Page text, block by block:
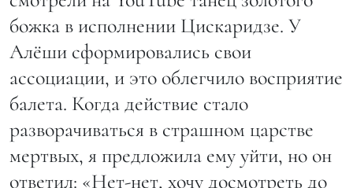
божка в исполнении Цискаридзе. У
Алёши сформировались свои
ассоциации, и это облегчило восприятие
балета. Когда действие стало
разворачиваться в страшном царстве
мертвых, я предложила ему уйти, но он
ответил: «Нет-нет, хочу досмотреть до